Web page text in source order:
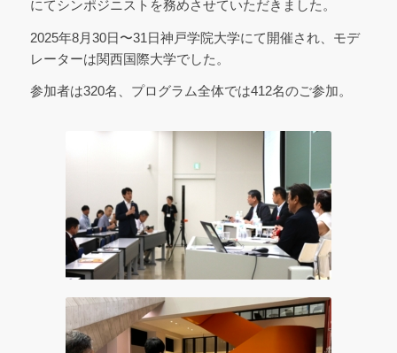
にてシンポジニストを務めさせていただきました。
2025年8月30日〜31日神戸学院大学にて開催され、モデ
レーターは関西国際大学でした。
参加者は320名、プログラム全体では412名のご参加。